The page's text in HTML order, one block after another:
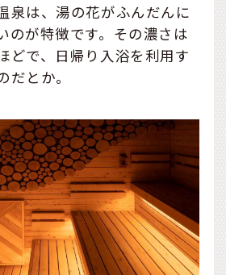
泉は、湯の花がふんだんに
のが特徴です。その濃さは
どで、日帰り入浴を利用す
だとか。